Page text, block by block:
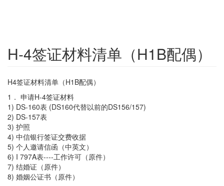
H-4签证材料清单（H1B配偶）
H4签证材料清单（H1B配偶）
1． 申请H-4签证材料
1) DS-160表 (DS160代替以前的DS156/157)
2) DS-157表
3) 护照
4) 中信银行签证交费收据
5) 个人邀请信函（中英文）
6) I 797A表----工作许可（原件）
7) 结婚证（原件）
8) 婚姻公证书（原件）